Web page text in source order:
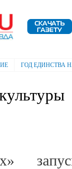
ГОД ЕДИНСТВА